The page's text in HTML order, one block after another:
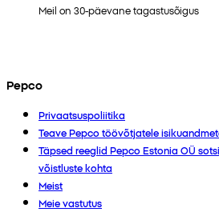
Meil on 30-päevane tagastusõigus
Pepco
Privaatsuspoliitika
Teave Pepco töövõtjatele
Täpsed reeglid Pepco Estonia OÜ
võistluste kohta
Meist
Meie vastutus